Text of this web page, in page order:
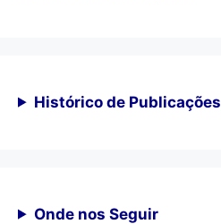
Histórico de Publicações
Onde nos Seguir